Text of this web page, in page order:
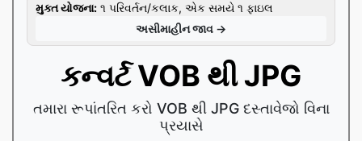
મુક્ત યોજના: ૧ પરિવર્તન/કલાક, એક સમયે ૧ ફાઇલ
અસીમાહીન જાવ →
કન્વર્ટ VOB થી JPG
તમારા રૂપાંતરિત કરો VOB થી JPG દસ્તાવેજો વિના
પ્રયાસે